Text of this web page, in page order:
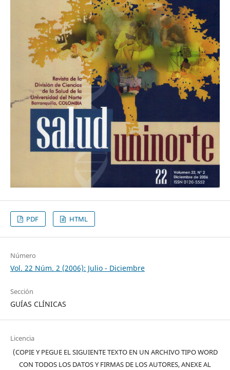
PDF HTML
Número
Vol. 22 Núm. 2 (2006): Julio - Diciembre
Sección
GUÍAS CLÍNICAS
Licencia
(COPIE Y PEGUE EL SIGUIENTE TEXTO EN UN ARCHIVO TIPO WORD
CON TODOS LOS DATOS Y FIRMAS DE LOS AUTORES, ANEXE AL